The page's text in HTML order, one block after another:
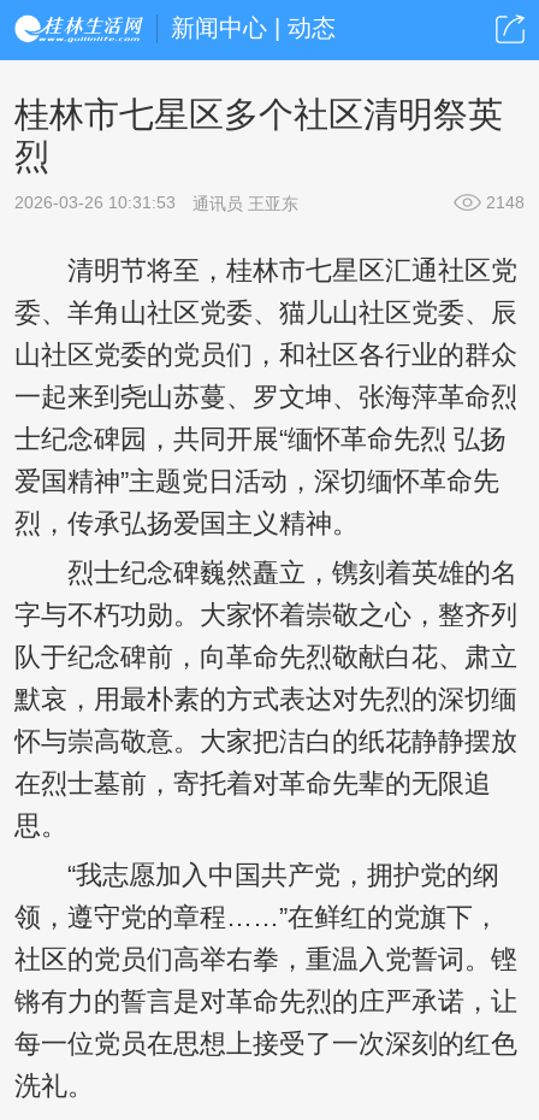
新闻中心 | 动态
桂林市七星区多个社区清明祭英
烈
2026-03-26 10:31:53 通讯员 王亚东 2148
清明节将至，桂林市七星区汇通社区党
委、羊角山社区党委、猫儿山社区党委、辰
山社区党委的党员们，和社区各行业的群众
一起来到尧山苏蔓、罗文坤、张海萍革命烈
士纪念碑园，共同开展“缅怀革命先烈 弘扬
爱国精神”主题党日活动，深切缅怀革命先
烈，传承弘扬爱国主义精神。
烈士纪念碑巍然矗立，镌刻着英雄的名
字与不朽功勋。大家怀着崇敬之心，整齐列
队于纪念碑前，向革命先烈敬献白花、肃立
默哀，用最朴素的方式表达对先烈的深切缅
怀与崇高敬意。大家把洁白的纸花静静摆放
在烈士墓前，寄托着对革命先辈的无限追
思。
“我志愿加入中国共产党，拥护党的纲
领，遵守党的章程……”在鲜红的党旗下，
社区的党员们高举右拳，重温入党誓词。铿
锵有力的誓言是对革命先烈的庄严承诺，让
每一位党员在思想上接受了一次深刻的红色
洗礼。